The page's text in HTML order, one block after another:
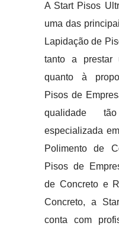
A Start Pisos
uma das
Lapidação de
tanto a prestar
quanto à
Pisos de
qualidade
especializada
Polimento de
Pisos de
de Concreto e
Concreto, a
conta com